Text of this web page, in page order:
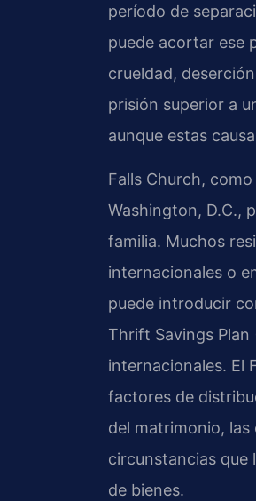
período de
puede acortar ese
crueldad,
prisión superior a
aunque estas
Falls Church,
Washington, D.C.,
familia. Muchos
internacionales o
puede introducir
Thrift Savings
internacionales. El
factores de
del matrimonio,
circunstancias que
de bienes.